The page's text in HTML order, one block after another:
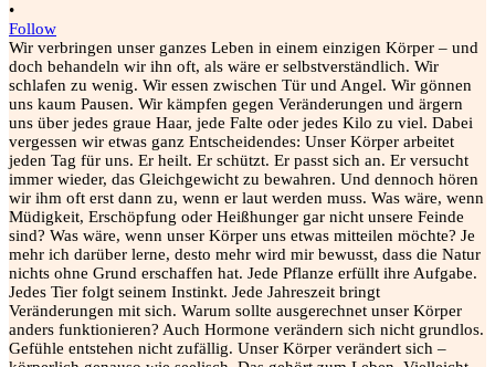
•
Follow
Wir verbringen unser ganzes Leben in einem einzigen Körper – und
doch behandeln wir ihn oft, als wäre er selbstverständlich. Wir
schlafen zu wenig. Wir essen zwischen Tür und Angel. Wir gönnen
uns kaum Pausen. Wir kämpfen gegen Veränderungen und ärgern
uns über jedes graue Haar, jede Falte oder jedes Kilo zu viel. Dabei
vergessen wir etwas ganz Entscheidendes: Unser Körper arbeitet
jeden Tag für uns. Er heilt. Er schützt. Er passt sich an. Er versucht
immer wieder, das Gleichgewicht zu bewahren. Und dennoch hören
wir ihm oft erst dann zu, wenn er laut werden muss. Was wäre, wenn
Müdigkeit, Erschöpfung oder Heißhunger gar nicht unsere Feinde
sind? Was wäre, wenn unser Körper uns etwas mitteilen möchte? Je
mehr ich darüber lerne, desto mehr wird mir bewusst, dass die Natur
nichts ohne Grund erschaffen hat. Jede Pflanze erfüllt ihre Aufgabe.
Jedes Tier folgt seinem Instinkt. Jede Jahreszeit bringt
Veränderungen mit sich. Warum sollte ausgerechnet unser Körper
anders funktionieren? Auch Hormone verändern sich nicht grundlos.
Gefühle entstehen nicht zufällig. Unser Körper verändert sich –